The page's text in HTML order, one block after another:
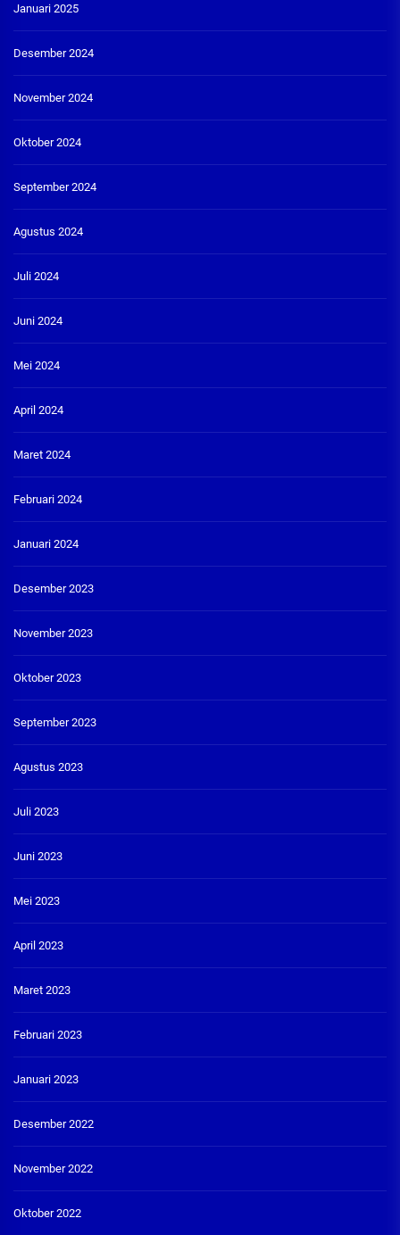
Januari 2025
Desember 2024
November 2024
Oktober 2024
September 2024
Agustus 2024
Juli 2024
Juni 2024
Mei 2024
April 2024
Maret 2024
Februari 2024
Januari 2024
Desember 2023
November 2023
Oktober 2023
September 2023
Agustus 2023
Juli 2023
Juni 2023
Mei 2023
April 2023
Maret 2023
Februari 2023
Januari 2023
Desember 2022
November 2022
Oktober 2022